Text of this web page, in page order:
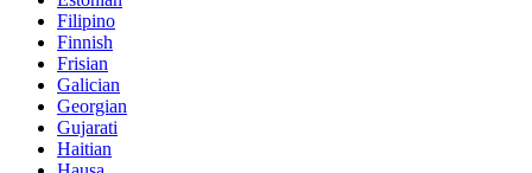
Filipino
Finnish
Frisian
Galician
Georgian
Gujarati
Haitian